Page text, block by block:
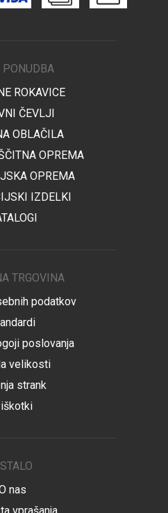
PONUDBA
ROKAVICE
ČEVLJI
OBLAČILA
OPREMA
OPREMA
IZDELKI
TRGOVINA
podatkov
poslovanja
velikosti
strank
nas